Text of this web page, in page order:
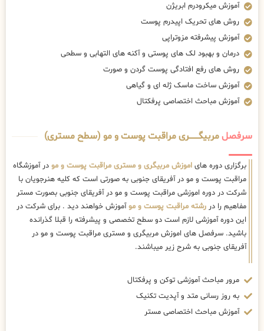
آموزش میکرودرم ابریژن
روش های تحریک اپیدرم پوست
آموزش پیشرفته مزوتراپی
درمان و بهبود لک های پوستی و آکنه های التهابی و سطحی
روش های رفع افتادگی پوست گردن و صورت
آموزش ساخت ماسک ژله ای و گیاهی
آموزش مباحث اختصاصی پرفکتال
سرفصلمربیگــــــــری مراقبت پوست و مو (سطح مستری)
برگزاری دوره های اموزش مربیگری و مستری مراقبت پوست و مو در آموزشگاه
مراقبت پوست و مو در آفریقای جنوبی به صورتی است که کلیه هنرجویان با
شرکت در دوره اموزشی مراقبت پوست و مو در آفریقای جنوبی بصورت مستر
مفاهیم را در رشته مراقبت پوست و موآموزش خواهند دید . برای شرکت در
این دوره آموزشی لازم است دو سطح تخصصی و پیشرفته را قبلا گذرانده
باشید. سرفصل های اموزش مربیگری و مستری مراقبت پوست و مو در
آفریقای جنوبی به شرح زیر میباشند.
مرور مباحث آموزشی توکن و پرفکتال
به روز رسانی متد و آپدیت تکنیک
آموزش مباحث اختصاصی مستر